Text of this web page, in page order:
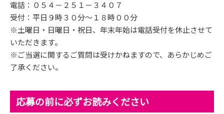
電話：０５４－２５１－３４０７
受付：平日９時３０分～１８時００分
※土曜日・日曜日・祝日、年末年始は電話受付を休止させて
いただきます。
※ご当選に関するご質問は受けかねますので、あらかじめご
了承ください。
応募の前に必ずお読みください